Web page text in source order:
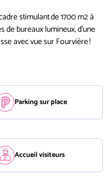
stimulant de 1700 m2 à
de bureaux lumineux, d'une
avec vue sur Fourvière !
Parking sur place
Accueil visiteurs